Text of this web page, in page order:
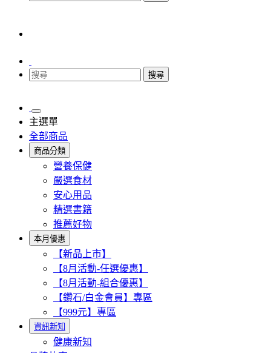
搜尋
主選單
全部商品
商品分類
營養保健
嚴選食材
安心用品
精選書籍
推薦好物
本月優惠
【新品上市】
【8月活動-任選優惠】
【8月活動-組合優惠】
【鑽石/白金會員】專區
【999元】專區
資訊新知
健康新知